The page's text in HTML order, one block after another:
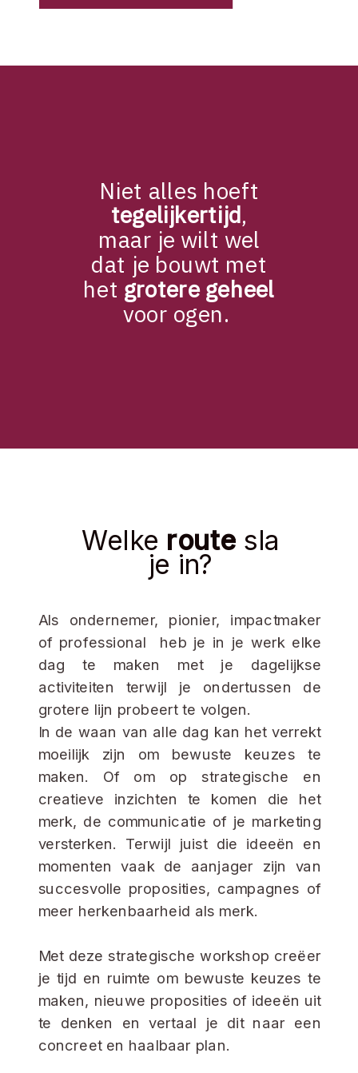
Niet alles hoeft
tegelijkertijd,
maar je wilt wel
dat je bouwt met
het grotere geheel
voor ogen.
Als ondernemer, pionier, impactmaker
of professional heb je in je werk elke
dag te maken met je dagelijkse
activiteiten terwijl je ondertussen de
grotere lijn probeert te volgen.
In de waan van alle dag kan het verrekt
moeilijk zijn om bewuste keuzes te
maken. Of om op strategische en
creatieve inzichten te komen die het
merk, de communicatie of je marketing
versterken. Terwijl juist die ideeën en
momenten vaak de aanjager zijn van
succesvolle proposities, campagnes of
meer herkenbaarheid als merk.
Met deze strategische workshop creëer
je tijd en ruimte om bewuste keuzes te
maken, nieuwe proposities of ideeën uit
te denken en vertaal je dit naar een
concreet en haalbaar plan.
Welke routesla
je in?